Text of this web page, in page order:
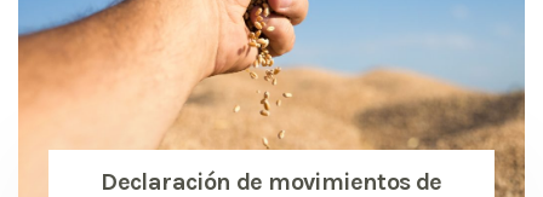
Declaración de movimientos de